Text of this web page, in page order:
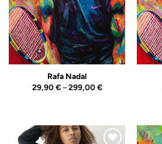
Rafa Nadal
29,90€ – 299,00€Price